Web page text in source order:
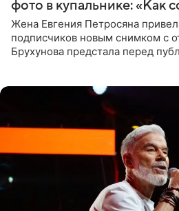
фото в купальнике: «Как
Жена Евгения Петросяна
подписчиков новым снимком с
Брухунова предстала перед